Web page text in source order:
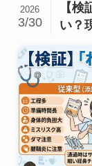
【
い？
2026
3/30